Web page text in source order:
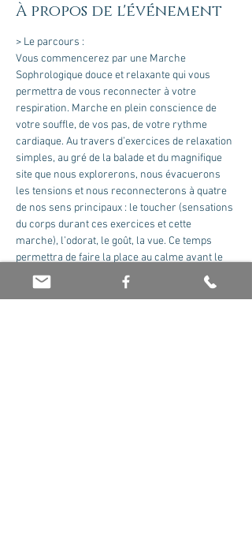
À propos de l'événement
Vous commencerez par une Marche
Sophrologique douce et relaxante qui vous
permettra de vous reconnecter à votre
respiration. Marche en plein conscience de
votre souffle, de vos pas, de votre rythme
cardiaque. Au travers d’exercices de relaxation
simples, au gré de la balade et du magnifique
site que nous explorerons, nous évacuerons
les tensions et nous reconnecterons à quatre
de nos sens principaux : le toucher (sensations
du corps durant ces exercices et cette
marche), l’odorat, le goût, la vue. Ce temps
permettra de faire la place au calme avant le
voyage sonore par les bols tibétains avec